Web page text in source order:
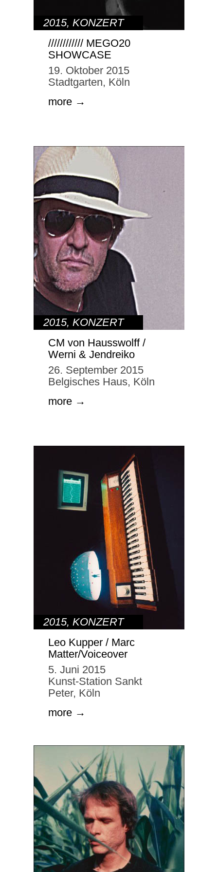
2015, KONZERT
//////////// MEGO20
SHOWCASE
19. Oktober 2015
Stadtgarten, Köln
more →
2015, KONZERT
CM von Hausswolff /
Werni & Jendreiko
26. September 2015
Belgisches Haus, Köln
more →
2015, KONZERT
Leo Kupper / Marc
Matter/Voiceover
5. Juni 2015
Kunst-Station Sankt
Peter, Köln
more →